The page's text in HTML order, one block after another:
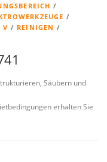
/
/
V / REINIGEN /
Säubern und
erhalten Sie